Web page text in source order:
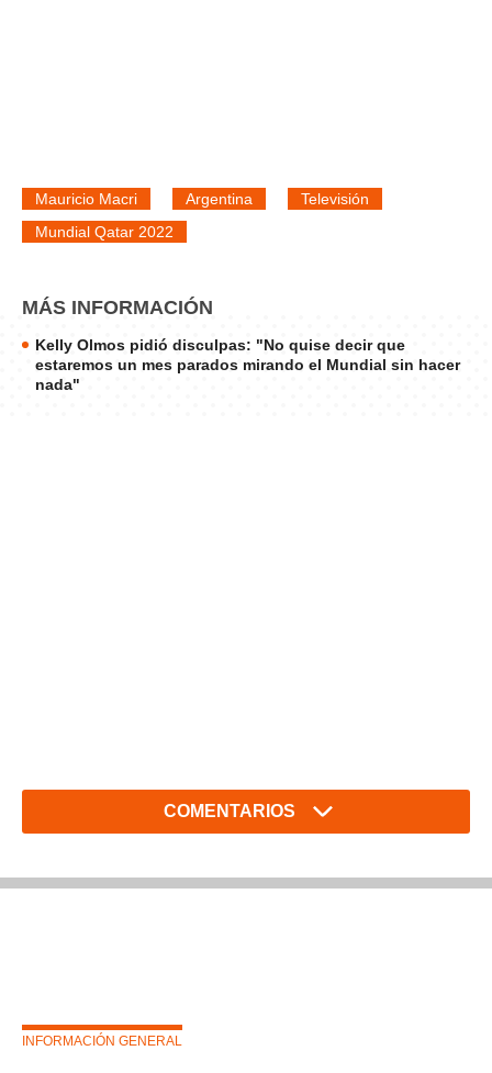
Mauricio Macri Argentina
Televisión
Mundial Qatar 2022
MÁS INFORMACIÓN
Kelly Olmos pidió disculpas: "No quise decir que
estaremos un mes parados mirando el Mundial sin hacer
nada"
COMENTARIOS